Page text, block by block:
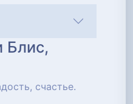
Блис,
счастье.